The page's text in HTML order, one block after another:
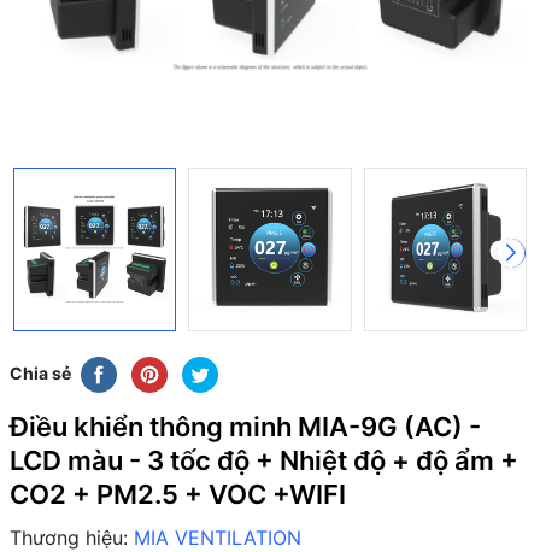
Chia sẻ
Điều khiển thông minh MIA-9G (AC) -
LCD màu - 3 tốc độ + Nhiệt độ + độ ẩm +
CO2 + PM2.5 + VOC +WIFI
Thương hiệu: MIA VENTILATION